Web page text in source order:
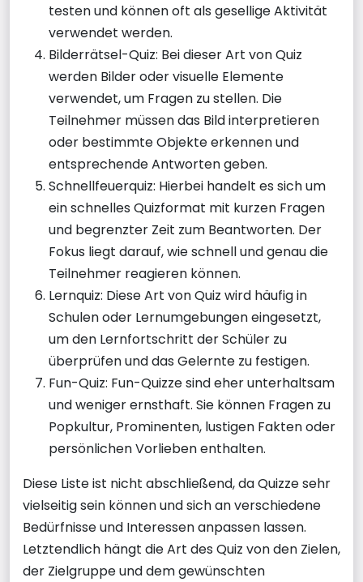
testen und können oft als gesellige Aktivität
verwendet werden.
Bilderrätsel-Quiz: Bei dieser Art von Quiz
werden Bilder oder visuelle Elemente
verwendet, um Fragen zu stellen. Die
Teilnehmer müssen das Bild interpretieren
oder bestimmte Objekte erkennen und
entsprechende Antworten geben.
Schnellfeuerquiz: Hierbei handelt es sich um
ein schnelles Quizformat mit kurzen Fragen
und begrenzter Zeit zum Beantworten. Der
Fokus liegt darauf, wie schnell und genau die
Teilnehmer reagieren können.
Lernquiz: Diese Art von Quiz wird häufig in
Schulen oder Lernumgebungen eingesetzt,
um den Lernfortschritt der Schüler zu
überprüfen und das Gelernte zu festigen.
Fun-Quiz: Fun-Quizze sind eher unterhaltsam
und weniger ernsthaft. Sie können Fragen zu
Popkultur, Prominenten, lustigen Fakten oder
persönlichen Vorlieben enthalten.
Diese Liste ist nicht abschließend, da Quizze sehr
vielseitig sein können und sich an verschiedene
Bedürfnisse und Interessen anpassen lassen.
Letztendlich hängt die Art des Quiz von den Zielen,
der Zielgruppe und dem gewünschten